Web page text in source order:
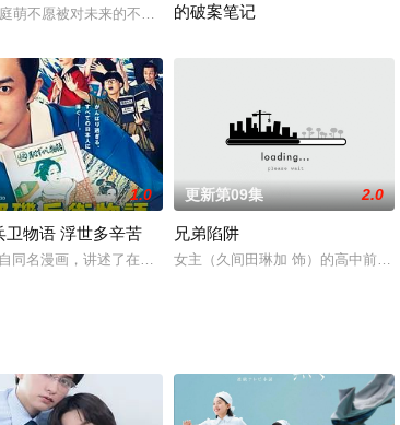
支撑一家经营状况不甚良好的餐饮店，此时此刻她为儿子阳
萌不愿被对未来的不安束缚，秉持“活在当下”的信条，拒绝稳
的破案笔记
推理鬼才莳田光冶（代表作有金田
保持着秘密恋情。某天，年轻
公司的社会新鲜人被称为「雇均法」第一代。背负着国家的期
1.0
卫物语 浮世多辛苦
同名漫画，讲述了在江户风格的时代、江户风格的城市，一
更新第09集 2.0
兄弟陷阱
女主（久间田琳加 饰）的高中前男